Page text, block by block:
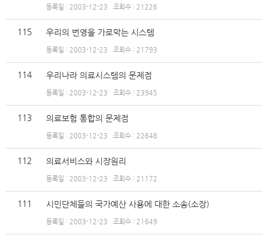
등록일 : 2003-12-23 조회수 : 21226
115 우리의 번영을 가로막는 시스템
등록일 : 2003-12-23 조회수 : 21793
114 우리나라 의료시스템의 문제점
등록일 : 2003-12-23 조회수 : 23945
113 의료보험 통합의 문제점
등록일 : 2003-12-23 조회수 : 22648
112 의료서비스와 시장원리
등록일 : 2003-12-23 조회수 : 21172
111 시민단체들의 국가예산 사용에 대한 소송(소장)
등록일 : 2003-12-23 조회수 : 21649